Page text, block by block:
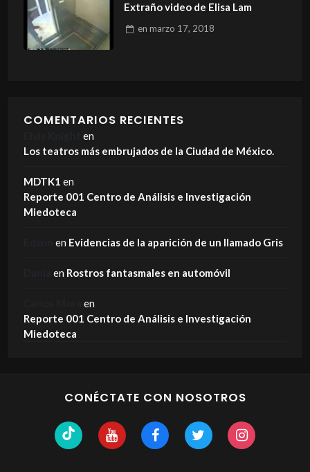
Extraño video de Elisa Lam
en marzo 17, 2018
COMENTARIOS RECIENTES
en
Los teatros más embrujados de la Ciudad de México.
MDTK1 en
Reporte 001 Centro de Análisis e Investigación
Miedoteca
en Evidencias de la aparición de un llamado Gris
en Rostros fantasmales en automóvil
en
Reporte 001 Centro de Análisis e Investigación
Miedoteca
CONÉCTATE CON NOSOTROS